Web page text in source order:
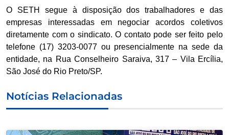
O SETH segue à disposição dos trabalhadores e das
empresas interessadas em negociar acordos coletivos
diretamente com o sindicato. O contato pode ser feito pelo
telefone (17) 3203-0077 ou presencialmente na sede da
entidade, na Rua Conselheiro Saraiva, 317 – Vila Ercília,
São José do Rio Preto/SP.
Notícias Relacionadas